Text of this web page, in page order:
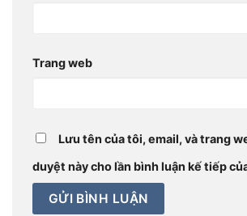
Trang web
Lưu tên của tôi, email, và trang
duyệt này cho lần bình luận kế tiếp